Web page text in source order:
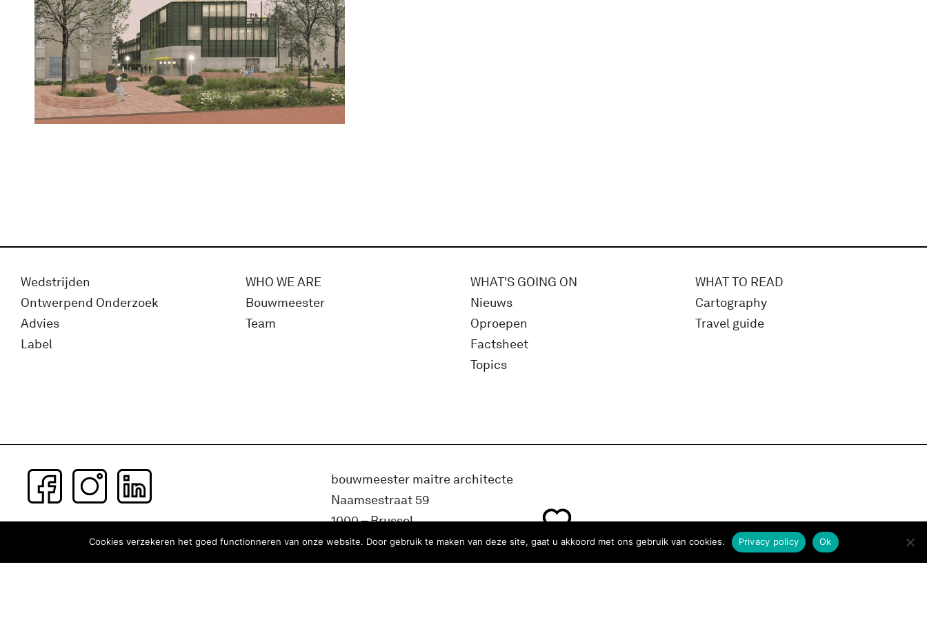
Wedstrijden
Ontwerpend Onderzoek
Advies
Label
WHO WE ARE
Bouwmeester
Team
WHAT'S GOING ON
Nieuws
Oproepen
Factsheet
Topics
WHAT TO READ
Cartography
Travel guide
Subscribe to our newsletter
bouwmeester maitre architecte
Naamsestraat 59
1000 – Brussel
België
Cookies verzekeren het goed functionneren van onze website. Door gebruik te maken van deze site, gaat u akkoord met ons gebruik van cookies. Ok
Privacy policy